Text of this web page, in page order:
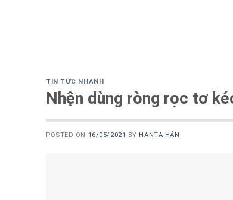
TIN TỨC NHANH
Nhện dùng ròng rọc tơ
POSTED ON 16/05/2021 BY HANTA HÁN